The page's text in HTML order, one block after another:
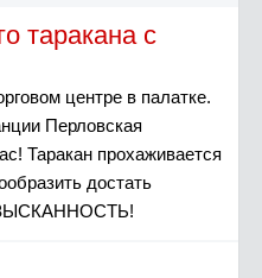
таракана с
центре в палатке.
Перловская
Таракан прохаживается
достать